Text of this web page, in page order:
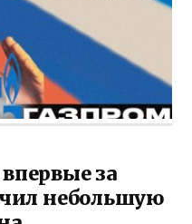
за
небольшую